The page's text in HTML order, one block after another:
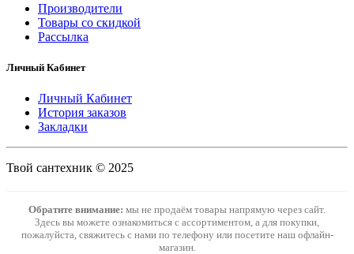
Производители
Товары со скидкой
Рассылка
Личный Кабинет
Личный Кабинет
История заказов
Закладки
Твой сантехник © 2025
Обратите внимание: мы не продаём товары напрямую через сайт.
Здесь вы можете ознакомиться с ассортиментом, а для покупки,
пожалуйста, свяжитесь с нами по телефону или посетите наш офлайн-
магазин.